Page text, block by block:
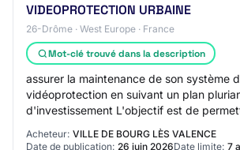
VIDEOPROTECTION URBAINE
26-Drôme · West Europe · France
Mot-clé trouvé dans la description
assurer la maintenance de son système
vidéoprotection en suivant un plan
d'investissement L'objectif est de
couverture du territoire et notamment les
Acheteur: VILLE DE BOURG LÈS VALENCE
Date de publication: 26 juin 2026Date limite: 7